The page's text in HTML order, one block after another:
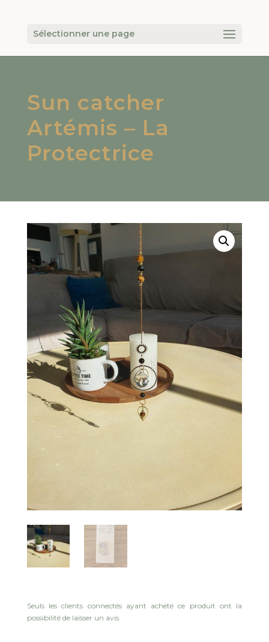
Sélectionner une page
Sun catcher
Artémis – La
Protectrice
Seuls les clients connectés ayant acheté ce produit ont la
possibilité de laisser un avis.